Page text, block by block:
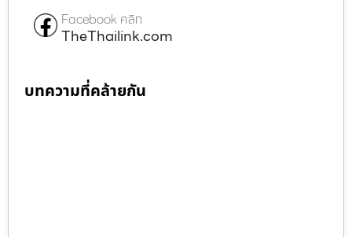
Facebook คลิก
TheThailink.com
บทความที่คล้ายกัน